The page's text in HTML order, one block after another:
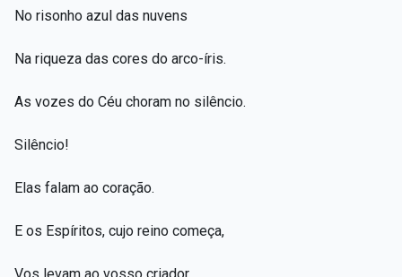
No risonho azul das nuvens
Na riqueza das cores do arco-íris.
As vozes do Céu choram no silêncio.
Silêncio!
Elas falam ao coração.
E os Espíritos, cujo reino começa,